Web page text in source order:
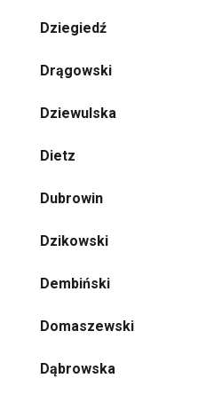
Dziegiedź
Drągowski
Dziewulska
Dietz
Dubrowin
Dzikowski
Dembiński
Domaszewski
Dąbrowska